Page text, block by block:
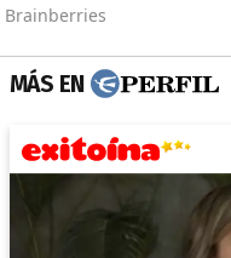
MÁS EN